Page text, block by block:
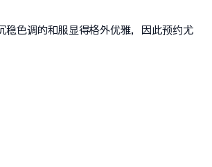
稳色调的和服显得格外优雅，因此预约尤